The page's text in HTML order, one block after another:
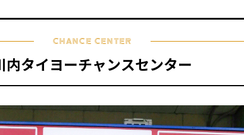
CHANCE CENTER
内タイヨーチャンスセンター